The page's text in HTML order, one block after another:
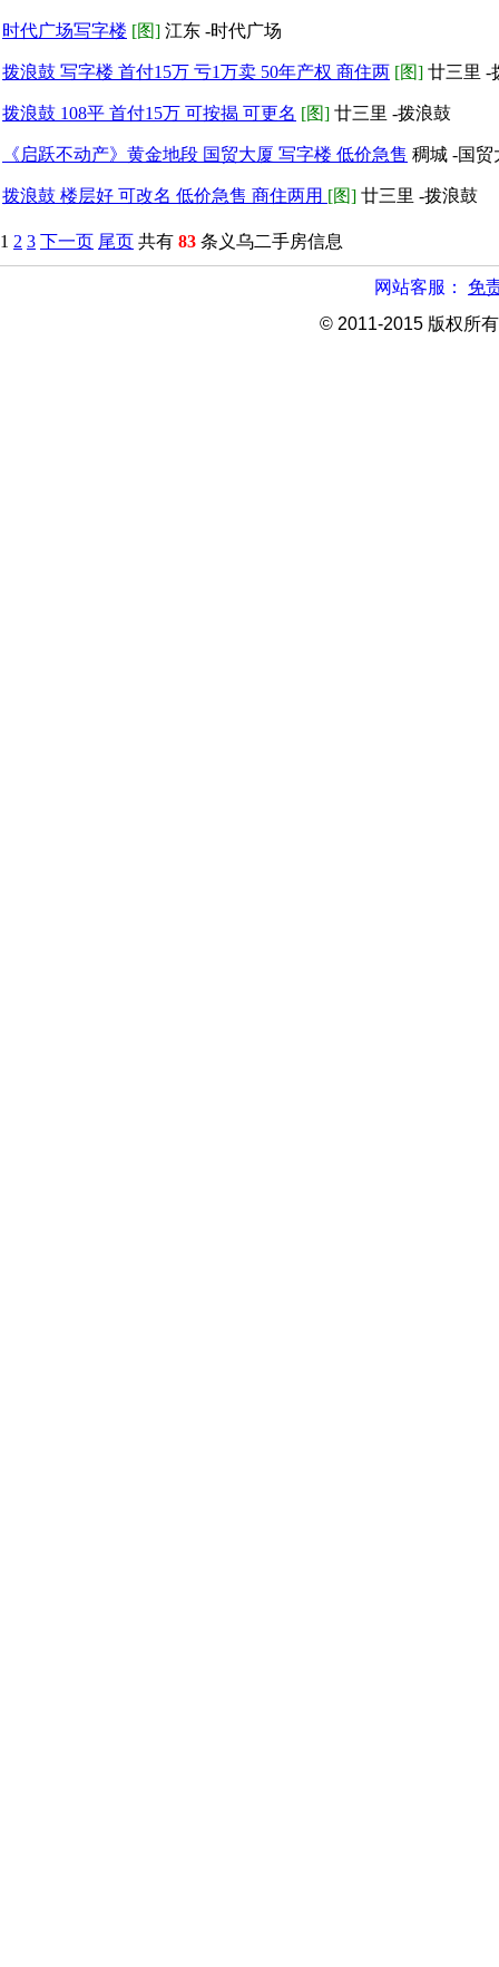
时代广场写字楼 [图] 江东 -时代广场
拨浪鼓 写字楼 首付15万 亏1万卖 50年产权 商住两 [图] 廿三里 -
拨浪鼓 108平 首付15万 可按揭 可更名 [图] 廿三里 -拨浪鼓
《启跃不动产》黄金地段 国贸大厦 写字楼 低价急售 稠城 -国
拨浪鼓 楼层好 可改名 低价急售 商住两用 [图] 廿三里 -拨浪鼓
1 2 3 下一页 尾页 共有 83 条义乌二手房信息
网站客服：
免
© 2011-2015 版权所